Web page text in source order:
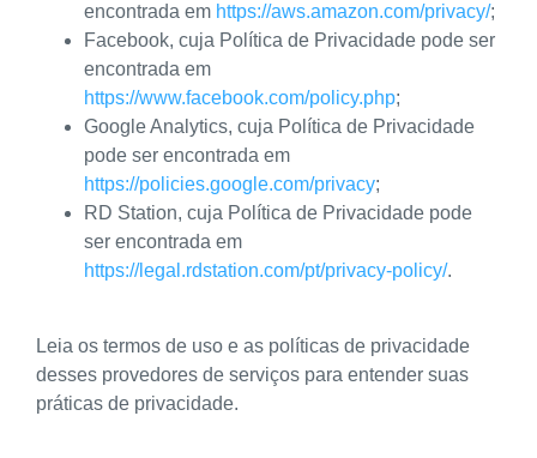
encontrada em https://aws.amazon.com/privacy/;
Facebook, cuja Política de Privacidade pode ser
encontrada em
https://www.facebook.com/policy.php;
Google Analytics, cuja Política de Privacidade
pode ser encontrada em
https://policies.google.com/privacy;
RD Station, cuja Política de Privacidade pode
ser encontrada em
https://legal.rdstation.com/pt/privacy-policy/.
Leia os termos de uso e as políticas de privacidade
desses provedores de serviços para entender suas
práticas de privacidade.